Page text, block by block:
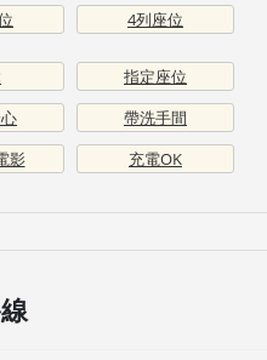
4列座位
指定座位
帶洗手間
影 充電OK